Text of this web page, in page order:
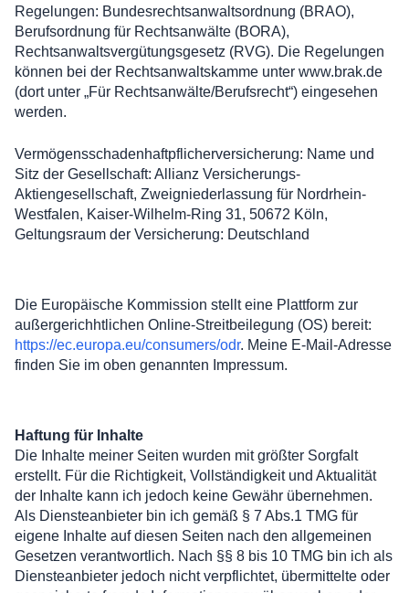
Regelungen: Bundesrechtsanwaltsordnung (BRAO),
Berufsordnung für Rechtsanwälte (BORA),
Rechtsanwaltsvergütungsgesetz (RVG). Die Regelungen
können bei der Rechtsanwaltskamme unter www.brak.de
(dort unter „Für Rechtsanwälte/Berufsrecht“) eingesehen
werden.
Vermögensschadenhaftpflicherversicherung: Name und
Sitz der Gesellschaft: Allianz Versicherungs-
Aktiengesellschaft, Zweigniederlassung für Nordrhein-
Westfalen, Kaiser-Wilhelm-Ring 31, 50672 Köln,
Geltungsraum der Versicherung: Deutschland
Die Europäische Kommission stellt eine Plattform zur
außergerichhtlichen Online-Streitbeilegung (OS) bereit:
https://ec.europa.eu/consumers/odr. Meine E-Mail-Adresse
finden Sie im oben genannten Impressum.
Haftung für Inhalte
Die Inhalte meiner Seiten wurden mit größter Sorgfalt
erstellt. Für die Richtigkeit, Vollständigkeit und Aktualität
der Inhalte kann ich jedoch keine Gewähr übernehmen.
Als Diensteanbieter bin ich gemäß § 7 Abs.1 TMG für
eigene Inhalte auf diesen Seiten nach den allgemeinen
Gesetzen verantwortlich. Nach §§ 8 bis 10 TMG bin ich als
Diensteanbieter jedoch nicht verpflichtet, übermittelte oder